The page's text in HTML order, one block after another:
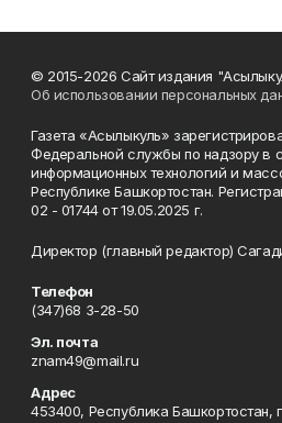
© 2015-2026 Сайт издания
Об использовании персональных
Газета «Асылыкуль»
Федеральной службы по надзору в
информационных технологий и
Республике Башкортостан.
02 - 01744 от 19.05.2025 г.
Директор (главный редактор)
Телефон
(347)68 3-28-50
Эл. почта
znam49@mail.ru
Адрес
453400, Республика Башкортостан,